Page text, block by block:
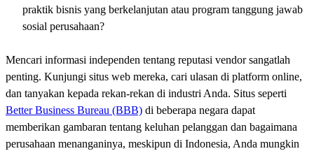
praktik bisnis yang berkelanjutan atau program tanggung jawab
sosial perusahaan?
Mencari informasi independen tentang reputasi vendor sangatlah
penting. Kunjungi situs web mereka, cari ulasan di platform online,
dan tanyakan kepada rekan-rekan di industri Anda. Situs seperti
Better Business Bureau (BBB) di beberapa negara dapat
memberikan gambaran tentang keluhan pelanggan dan bagaimana
perusahaan menanganinya, meskipun di Indonesia, Anda mungkin